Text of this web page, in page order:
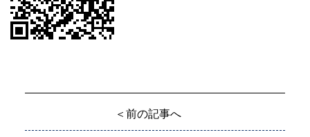
＜前の記事へ